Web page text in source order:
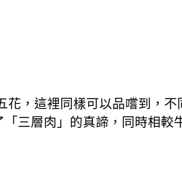
，這裡同樣可以品嚐到，
三層肉」的真諦，同時相較